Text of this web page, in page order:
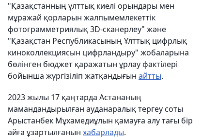
"Қазақстанның ұлттық киелі орындары мен
мұражай қорларын жалпымемлекеттік
фотограмметриялық 3D-сканерлеу" және
"Қазақстан Республикасының Ұлттық цифрлық
киноколлекциясын цифрландыру" жобаларына
бөлінген бюджет қаражатын ұрлау фактілері
бойынша жүргізіліп жатқандығын айтты.
2023 жылы 17 қаңтарда Астананың
мамандандырылған ауданаралық тергеу соты
Арыстанбек Мұхамедиұлын қамауға алу тағы бір
айға ұзартылғанын хабарлады.